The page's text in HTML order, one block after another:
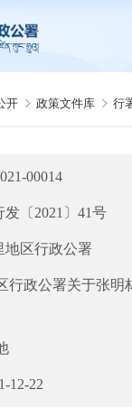
开 政策文件库 行
00014
发〔2021〕41号
地区行政公署
行政公署关于张明
12-22